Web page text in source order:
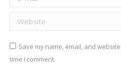
Website
Save my name, email, and
time I comment.